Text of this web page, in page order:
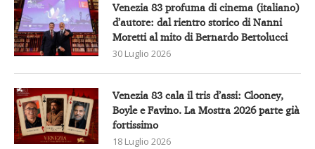
Venezia 83 profuma di cinema (italiano)
d’autore: dal rientro storico di Nanni
Moretti al mito di Bernardo Bertolucci
30 Luglio 2026
Venezia 83 cala il tris d’assi: Clooney,
Boyle e Favino. La Mostra 2026 parte già
fortissimo
18 Luglio 2026